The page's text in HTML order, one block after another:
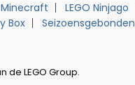
Minecraft LEGO Ninjago
Box Seizoensgebonden
de LEGO Group.